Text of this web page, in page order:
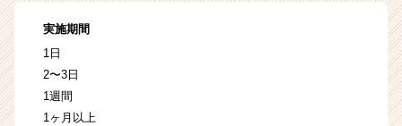
実施期間
1日
2〜3日
1週間
1ヶ月以上